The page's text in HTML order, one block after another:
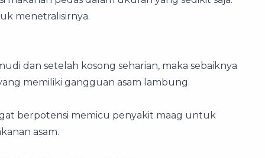
menetralisirnya.
dan setelah kosong seharian, maka sebaiknya
memiliki gangguan asam lambung.
berpotensi memicu penyakit maag untuk
asam.